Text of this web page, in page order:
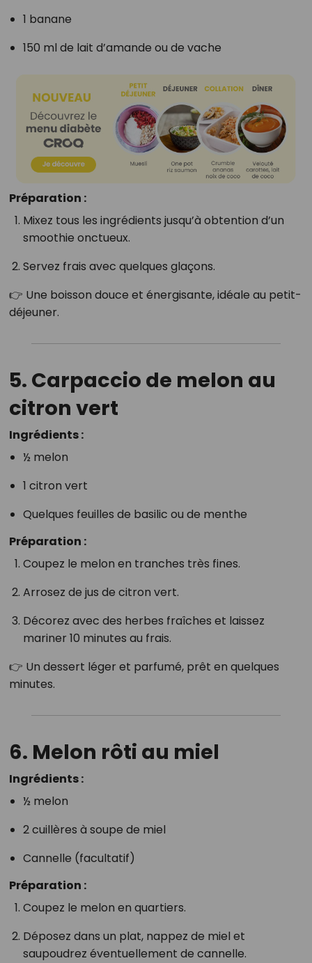
1 banane
150 ml de lait d’amande ou de vache
Préparation :
Mixez tous les ingrédients jusqu’à obtention d’un
smoothie onctueux.
Servez frais avec quelques glaçons.
👉 Une boisson douce et énergisante, idéale au petit-
déjeuner.
5. Carpaccio de melon au
citron vert
Ingrédients :
½ melon
1 citron vert
Quelques feuilles de basilic ou de menthe
Préparation :
Coupez le melon en tranches très fines.
Arrosez de jus de citron vert.
Décorez avec des herbes fraîches et laissez
mariner 10 minutes au frais.
👉 Un dessert léger et parfumé, prêt en quelques
minutes.
6. Melon rôti au miel
Ingrédients :
½ melon
2 cuillères à soupe de miel
Cannelle (facultatif)
Préparation :
Coupez le melon en quartiers.
Déposez dans un plat, nappez de miel et
saupoudrez éventuellement de cannelle.